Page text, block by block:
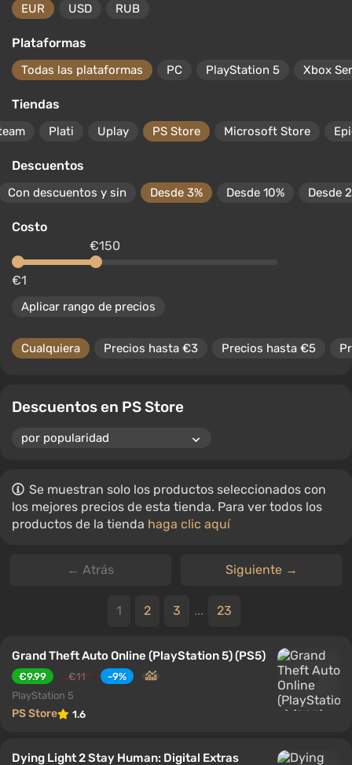
EUR USD RUB
Plataformas
Todas las plataformas PC PlayStation 5 Xbox
Tiendas
Plati Uplay PS Store Microsoft Store
Descuentos
Con descuentos y sin Desde 3% Desde 10% Desde
Costo
€1
€150
Aplicar rango de precios
Cualquiera Precios hasta €3 Precios hasta €5
Descuentos en PS Store
Se muestran solo los productos seleccionados con
los mejores precios de esta tienda. Para ver todos los
productos de la tienda haga clic aquí
← Atrás Siguiente →
1 2 3 ... 23
Grand Theft Auto Online (PlayStation 5) (PS5)
€9.99 €11
-9%
PlayStation 5
PS Store 1.6
Dying Light 2 Stay Human: Digital Extras